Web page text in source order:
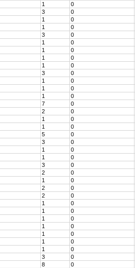
1
0
3
0
1
0
1
0
3
0
1
0
1
0
1
0
1
0
3
0
1
0
1
0
1
0
7
0
2
0
1
0
1
0
5
0
3
0
1
0
1
0
3
0
2
0
1
0
2
0
2
0
1
0
1
0
1
0
1
0
1
0
1
0
1
0
3
0
8
0